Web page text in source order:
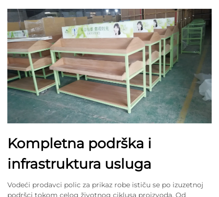
Kompletna podrška i
infrastruktura usluga
Vodeći prodavci polic za prikaz robe ističu se po izuzetnoj
podršci tokom celog životnog ciklusa proizvoda. Od